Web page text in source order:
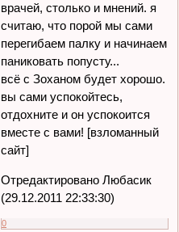
врачей, столько и мнений. я
считаю, что порой мы сами
перегибаем палку и начинаем
паниковать попусту...
всё с Зоханом будет хорошо.
вы сами успокойтесь,
отдохните и он успокоится
вместе с вами! [взломанный
сайт]
Отредактировано Любасик
(29.12.2011 22:33:30)
0